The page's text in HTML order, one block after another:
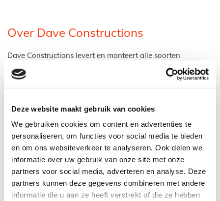
Deze website maakt gebruik van cookies
We gebruiken cookies om content en advertenties te
personaliseren, om functies voor social media te bieden
en om ons websiteverkeer te analyseren. Ook delen we
informatie over uw gebruik van onze site met onze
partners voor social media, adverteren en analyse. Deze
partners kunnen deze gegevens combineren met andere
informatie die u aan ze heeft verstrekt of die ze hebben
Over Dave Constructions
Dave Constructions levert en monteert alle soorten
U kunt het zo gek niet bedenken, Dave Constructions is uw
partner voor alle sanwichpaneel toepassingen.
Dave Constructions levert en monteert niet alleen
golfplaten in diverse kleuren en profileringen.
Buiten de sandwichpaneel toepassingen is Dave
Constructions ook inzetbaar voor het monteren van
bedrijfsdeuren en allerlei onderhoudsklussen van uw
sandwichpanelen denk hierbij aan vergroten/verkleinen,
schade, schoonmaken, enz.